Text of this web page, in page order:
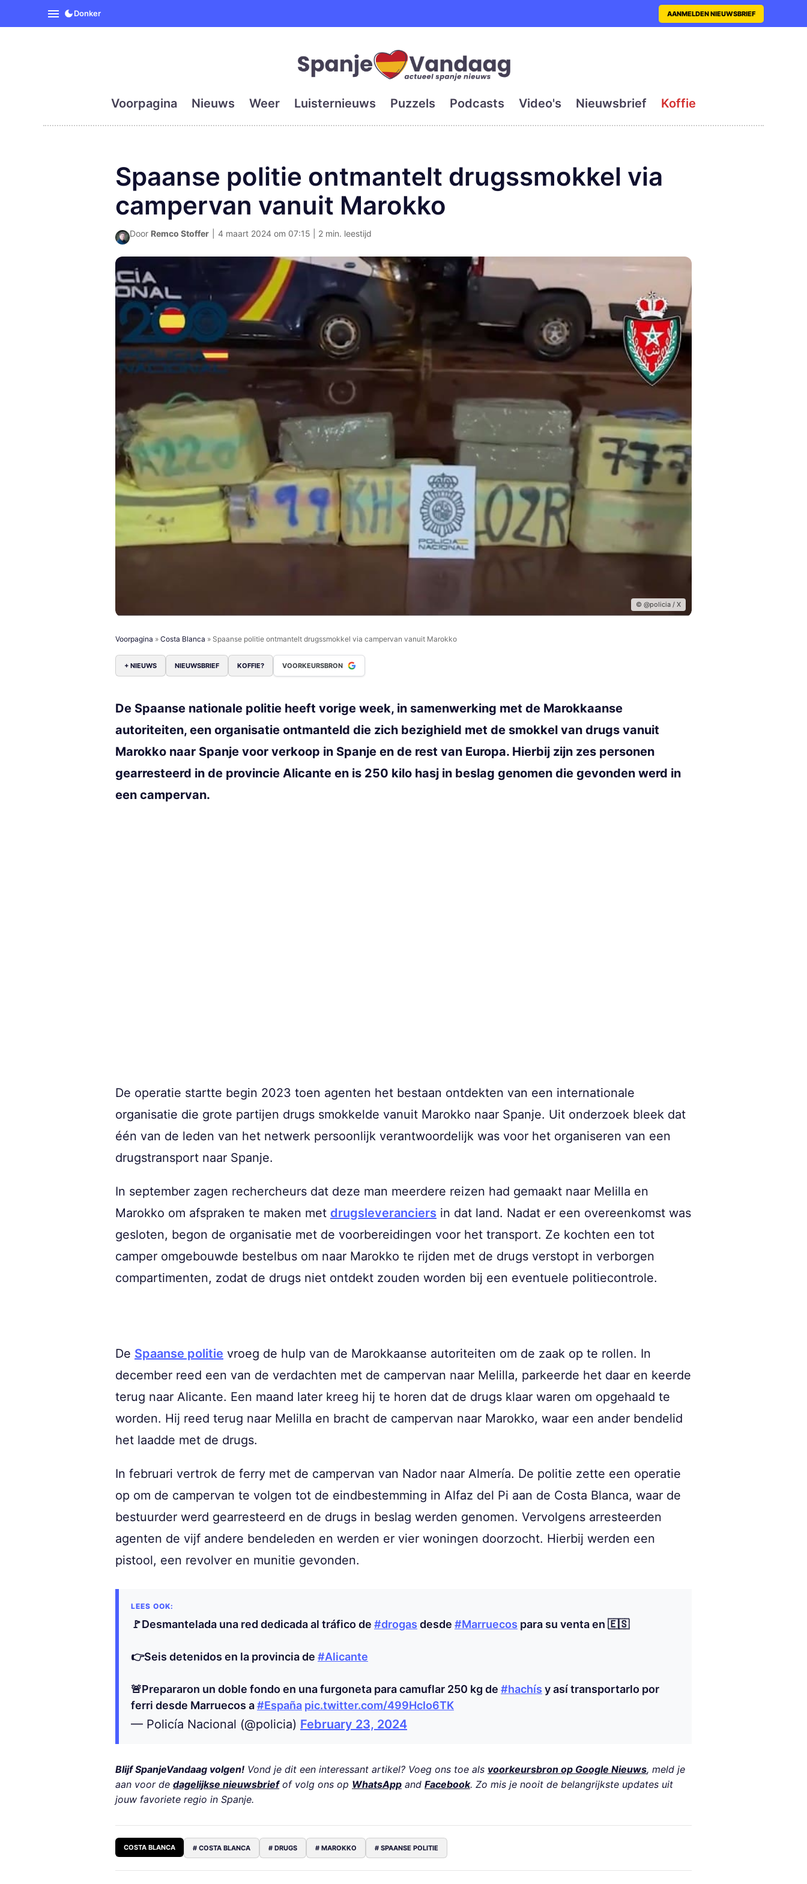
SpanjeVandaag is de eerste en grootste digitale krant met actueel en
Donker AANMELDEN NIEUWSBRIEF
Voorpagina Nieuws Weer Luisternieuws Puzzels Podcasts Video's Nieuwsbrief Koffie
Spaanse politie ontmantelt drugssmokkel via
campervan vanuit Marokko
Door Remco Stoffer 4 maart 2024 om 07:15 | 2 min. leestijd
© @policia / X
Voorpagina » Costa Blanca » Spaanse politie ontmantelt drugssmokkel via campervan vanuit Marokko
+ NIEUWS NIEUWSBRIEF KOFFIE? VOORKEURSBRON
De Spaanse nationale politie heeft vorige week, in samenwerking met de Marokkaanse
autoriteiten, een organisatie ontmanteld die zich bezighield met de smokkel van drugs vanuit
Marokko naar Spanje voor verkoop in Spanje en de rest van Europa. Hierbij zijn zes personen
gearresteerd in de provincie Alicante en is 250 kilo hasj in beslag genomen die gevonden werd in
een campervan.
De operatie startte begin 2023 toen agenten het bestaan ontdekten van een internationale
organisatie die grote partijen drugs smokkelde vanuit Marokko naar Spanje. Uit onderzoek bleek dat
één van de leden van het netwerk persoonlijk verantwoordelijk was voor het organiseren van een
drugstransport naar Spanje.
In september zagen rechercheurs dat deze man meerdere reizen had gemaakt naar Melilla en
Marokko om afspraken te maken met drugsleveranciers in dat land. Nadat er een overeenkomst was
gesloten, begon de organisatie met de voorbereidingen voor het transport. Ze kochten een tot
camper omgebouwde bestelbus om naar Marokko te rijden met de drugs verstopt in verborgen
compartimenten, zodat de drugs niet ontdekt zouden worden bij een eventuele politiecontrole.
De Spaanse politie vroeg de hulp van de Marokkaanse autoriteiten om de zaak op te rollen. In
december reed een van de verdachten met de campervan naar Melilla, parkeerde het daar en keerde
terug naar Alicante. Een maand later kreeg hij te horen dat de drugs klaar waren om opgehaald te
worden. Hij reed terug naar Melilla en bracht de campervan naar Marokko, waar een ander bendelid
het laadde met de drugs.
In februari vertrok de ferry met de campervan van Nador naar Almería. De politie zette een operatie
op om de campervan te volgen tot de eindbestemming in Alfaz del Pi aan de Costa Blanca, waar de
bestuurder werd gearresteerd en de drugs in beslag werden genomen. Vervolgens arresteerden
agenten de vijf andere bendeleden en werden er vier woningen doorzocht. Hierbij werden een
pistool, een revolver en munitie gevonden.
🚩Desmantelada una red dedicada al tráfico de #drogas desde #Marruecos para su venta en 🇪🇸
👉Seis detenidos en la provincia de #Alicante
🚨Prepararon un doble fondo en una furgoneta para camuflar 250 kg de #hachís y así transportarlo por
ferri desde Marruecos a#España pic.twitter.com/499HcIo6TK
— Policía Nacional (@policia) February 23, 2024
Blijf SpanjeVandaag volgen! Vond je dit een interessant artikel? Voeg ons toe als voorkeursbron op Google Nieuws, meld je
aan voor de dagelijkse nieuwsbriefof volg ons op WhatsApp and Facebook. Zo mis je nooit de belangrijkste updates uit
jouw favoriete regio in Spanje.
COSTA BLANCA # COSTA BLANCA # DRUGS # MAROKKO # SPAANSE POLITIE